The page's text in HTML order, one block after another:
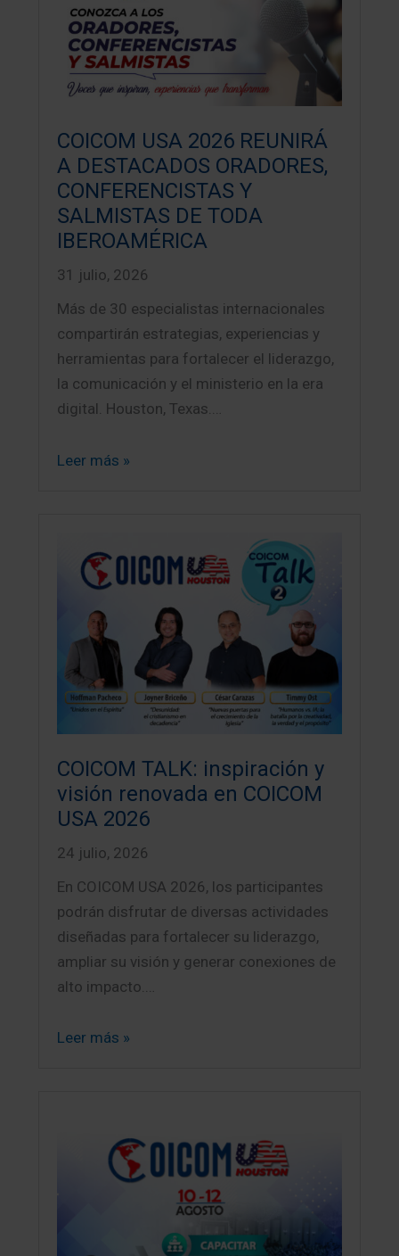
COICOM USA 2026 REUNIRÁ
A DESTACADOS ORADORES,
CONFERENCISTAS Y
SALMISTAS DE TODA
IBEROAMÉRICA
31 julio, 2026
Más de 30 especialistas internacionales
compartirán estrategias, experiencias y
herramientas para fortalecer el liderazgo,
la comunicación y el ministerio en la era
digital. Houston, Texas.…
Leer más »
COICOM TALK: inspiración y
visión renovada en COICOM
USA 2026
24 julio, 2026
En COICOM USA 2026, los participantes
podrán disfrutar de diversas actividades
diseñadas para fortalecer su liderazgo,
ampliar su visión y generar conexiones de
alto impacto.…
Leer más »